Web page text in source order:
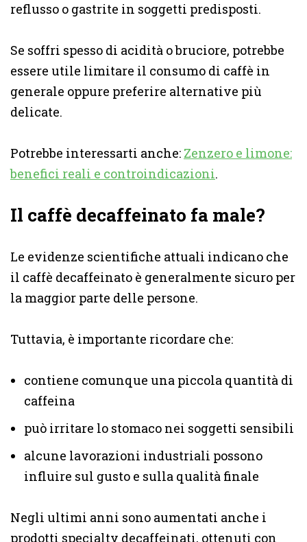
reflusso o gastrite in soggetti predisposti.
Se soffri spesso di acidità o bruciore, potrebbe
essere utile limitare il consumo di caffè in
generale oppure preferire alternative più
delicate.
Potrebbe interessarti anche: Zenzero e limone:
benefici reali e controindicazioni.
Il caffè decaffeinato fa male?
Le evidenze scientifiche attuali indicano che
il caffè decaffeinato è generalmente sicuro per
la maggior parte delle persone.
Tuttavia, è importante ricordare che:
contiene comunque una piccola quantità di
caffeina
può irritare lo stomaco nei soggetti sensibili
alcune lavorazioni industriali possono
influire sul gusto e sulla qualità finale
Negli ultimi anni sono aumentati anche i
prodotti specialty decaffeinati, ottenuti con